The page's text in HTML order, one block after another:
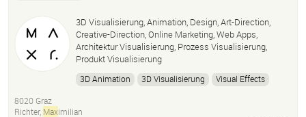
3D Visualisierung, Animation, Design, Art-Direction,
Creative-Direction, Online Marketing, Web Apps,
Architektur Visualisierung, Prozess Visualisierung,
Produkt Visualisierung
3D Animation 3D Visualisierung
Visual Effects
Content Marketing
8020 Graz
Richter, Maximilian